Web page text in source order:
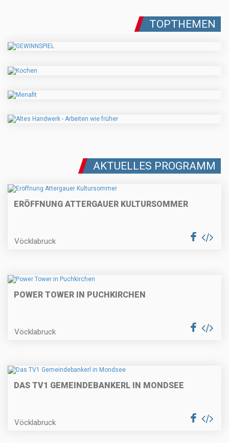
TOPTHEMEN
AKTUELLES PROGRAMM
ERÖFFNUNG ATTERGAUER KULTURSOMMER
Vöcklabruck
POWER TOWER IN PUCHKIRCHEN
Vöcklabruck
DAS TV1 GEMEINDEBANKERL IN MONDSEE
Vöcklabruck